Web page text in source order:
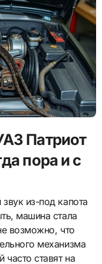
Патриот
пора и с
машина стала
возможно, что
механизма
ставят на